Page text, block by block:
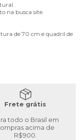
na busca site.
de 70 cm e quadril de
Frete grátis
todo o Brasil em
acima de
R$900.